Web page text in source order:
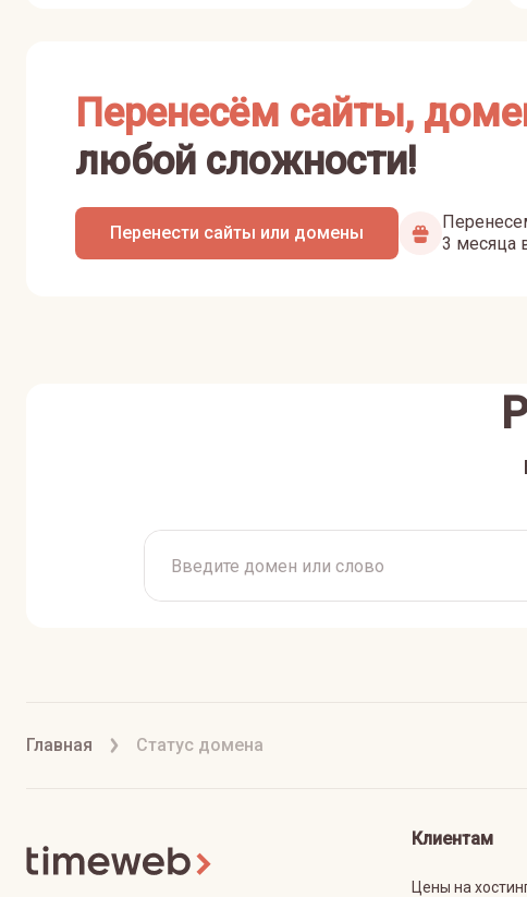
Перенесём сайты,
любой сложности!
Перенести сайты или домены
3 месяца
Главная Статус домена
Клиентам
Цены на